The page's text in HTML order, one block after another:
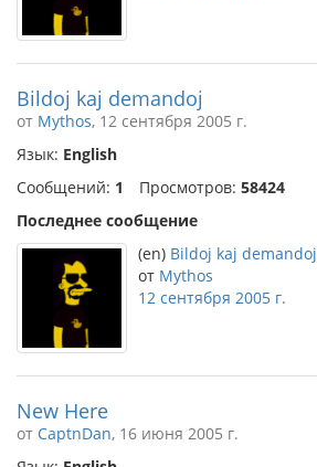
Bildoj kaj demandoj
от Mythos, 12 сентября 2005 г.
Язык: English
Сообщений: 1 Просмотров: 58424
Последнее сообщение
(en) Bildoj kaj demandoj
от Mythos
12 сентября 2005 г.
New Here
от CaptnDan, 16 июня 2005 г.